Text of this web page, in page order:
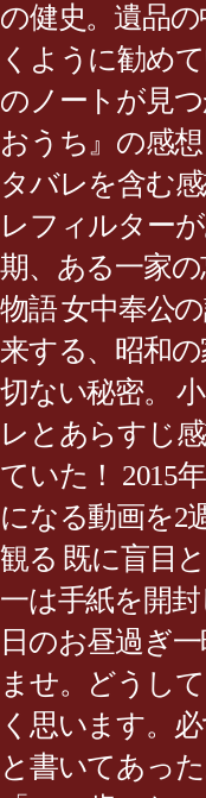
の健史。遺品
くように勧め
のノートが見
おうち』の感
タバレを含む
レフィルター
期、ある一家
物語 女中奉公
来する、昭和の
切ない秘密。
レとあらすじ
ていた！ 2015
になる動画を2
観る 既に盲目
一は手紙を開
日のお昼過ぎ
ませ。どうし
く思います。
と書いてあっ